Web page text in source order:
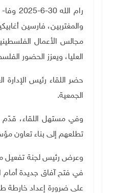
رام
والمغتربين، فارسين
مجالس الأعمال
العليا، ويعزز الحضور
حضر اللقاء رئيس
الجمعية.
وفي مستهل اللقاء، قدّم
تطلعهم إلى بناء تعاون
وعرض رئيس لجنة تفعيل
في فتح آفاق جديدة أمام
على ضرورة إعداد خارطة